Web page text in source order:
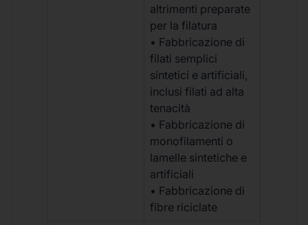
altrimenti preparate
per la filatura
• Fabbricazione di
filati semplici
sintetici e artificiali,
inclusi filati ad alta
tenacità
• Fabbricazione di
monofilamenti o
lamelle sintetiche e
artificiali
• Fabbricazione di
fibre riciclate